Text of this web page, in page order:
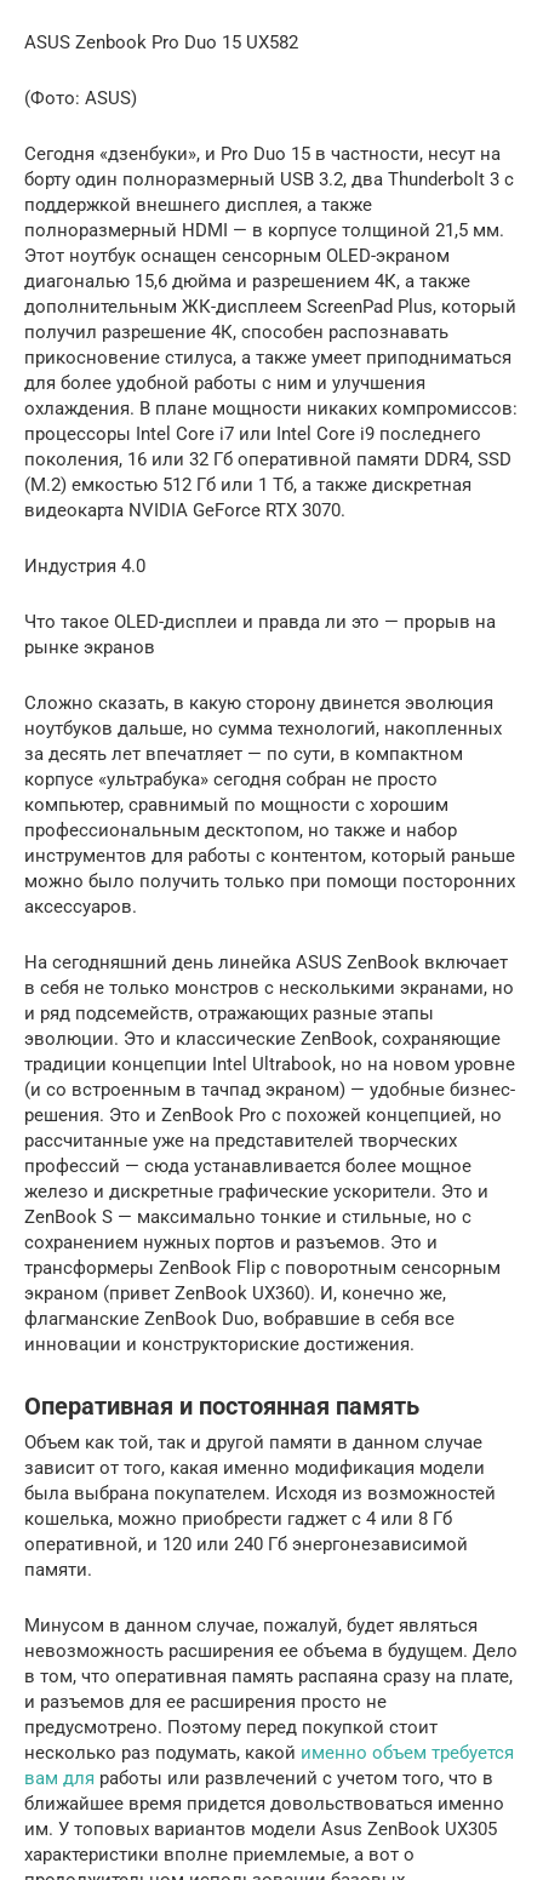
ASUS Zenbook Pro Duo 15 UX582
(Фото: ASUS)
Сегодня «дзенбуки», и Pro Duo 15 в частности, несут на
борту один полноразмерный USB 3.2, два Thunderbolt 3 c
поддержкой внешнего дисплея, а также
полноразмерный HDMI — в корпусе толщиной 21,5 мм.
Этот ноутбук оснащен сенсорным OLED-экраном
диагональю 15,6 дюйма и разрешением 4К, а также
дополнительным ЖК-дисплеем ScreenPad Plus, который
получил разрешение 4К, способен распознавать
прикосновение стилуса, а также умеет приподниматься
для более удобной работы с ним и улучшения
охлаждения. В плане мощности никаких компромиссов:
процессоры Intel Core i7 или Intel Core i9 последнего
поколения, 16 или 32 Гб оперативной памяти DDR4, SSD
(M.2) емкостью 512 Гб или 1 Тб, а также дискретная
видеокарта NVIDIA GeForce RTX 3070.
Индустрия 4.0
Что такое OLED-дисплеи и правда ли это — прорыв на
рынке экранов
Сложно сказать, в какую сторону двинется эволюция
ноутбуков дальше, но сумма технологий, накопленных
за десять лет впечатляет — по сути, в компактном
корпусе «ультрабука» сегодня собран не просто
компьютер, сравнимый по мощности с хорошим
профессиональным десктопом, но также и набор
инструментов для работы с контентом, который раньше
можно было получить только при помощи посторонних
аксессуаров.
На сегодняшний день линейка ASUS ZenBook включает
в себя не только монстров с несколькими экранами, но
и ряд подсемейств, отражающих разные этапы
эволюции. Это и классические ZenBook, сохраняющие
традиции концепции Intel Ultrabook, но на новом уровне
(и со встроенным в тачпад экраном) — удобные бизнес-
решения. Это и ZenBook Pro с похожей концепцией, но
рассчитанные уже на представителей творческих
профессий — сюда устанавливается более мощное
железо и дискретные графические ускорители. Это и
ZenBook S — максимально тонкие и стильные, но с
сохранением нужных портов и разъемов. Это и
трансформеры ZenBook Flip с поворотным сенсорным
экраном (привет ZenBook UX360). И, конечно же,
флагманские ZenBook Duo, вобравшие в себя все
инновации и конструкториские достижения.
Оперативная и постоянная память
Объем как той, так и другой памяти в данном случае
зависит от того, какая именно модификация модели
была выбрана покупателем. Исходя из возможностей
кошелька, можно приобрести гаджет с 4 или 8 Гб
оперативной, и 120 или 240 Гб энергонезависимой
памяти.
Минусом в данном случае, пожалуй, будет являться
невозможность расширения ее объема в будущем. Дело
в том, что оперативная память распаяна сразу на плате,
и разъемов для ее расширения просто не
предусмотрено. Поэтому перед покупкой стоит
несколько раз подумать, какой именно объем требуется
вам для работы или развлечений с учетом того, что в
ближайшее время придется довольствоваться именно
им. У топовых вариантов модели Asus ZenBook UX305
характеристики вполне приемлемые, а вот о